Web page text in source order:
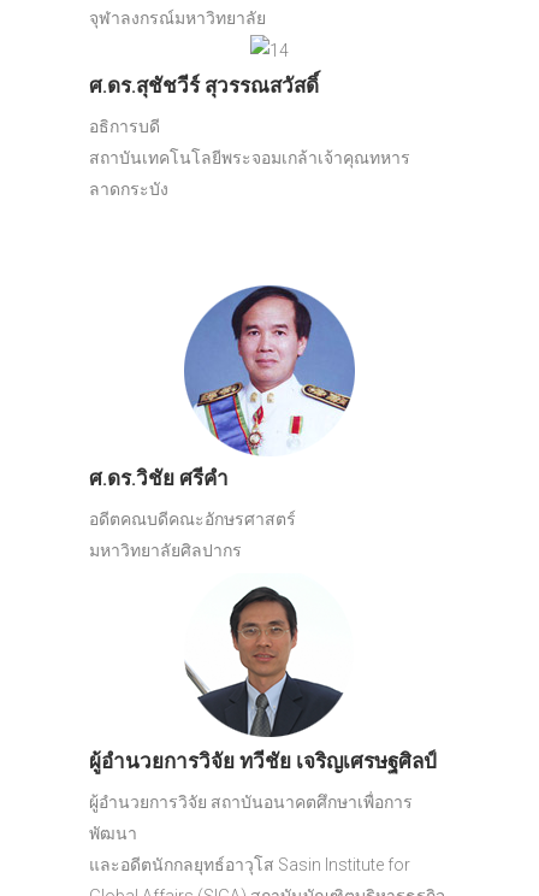
จุฬาลงกรณ์มหาวิทยาลัย
ศ.ดร.สุชัชวีร์ สุวรรณสวัสดิ์
อธิการบดี
สถาบันเทคโนโลยีพระจอมเกล้าเจ้าคุณทหาร
ลาดกระบัง
ศ.ดร.วิชัย ศรีคำ
อดีตคณบดีคณะอักษรศาสตร์
มหาวิทยาลัยศิลปากร
ผู้อำนวยการวิจัย ทวีชัย เจริญเศรษฐศิลป์
ผู้อำนวยการวิจัย สถาบันอนาคตศึกษาเพื่อการ
พัฒนา
และอดีตนักกลยุทธ์อาวุโส Sasin Institute for